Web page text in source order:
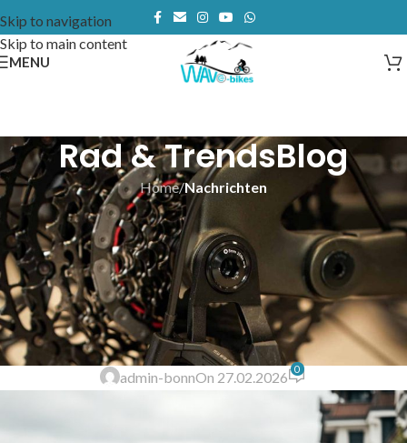
Skip to navigation
Skip to main content
MENU
Rad & TrendsBlog
Home/Nachrichten
NACHRICHTEN
Start des neuen Online-Shops
von WAVe-Bikes – E-Bikes &
Zubehör jetzt bequem online
bestellen
admin-bonnOn 27.02.2026 0